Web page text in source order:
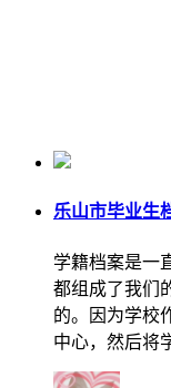
乐山市毕业生
学籍档案是一
都组成了我们
的。因为学校
中心，然后将